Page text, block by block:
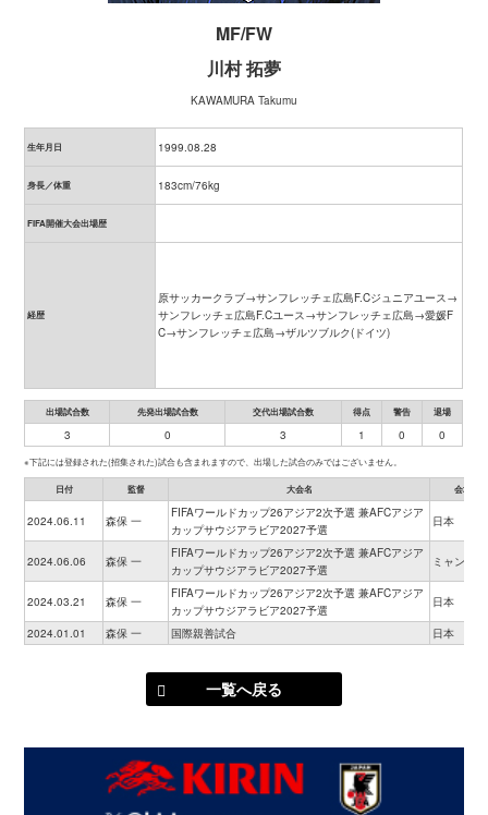
MF/FW
川村 拓夢
KAWAMURA Takumu
生年月日 1999.08.28
身長／体重 183cm/76kg
FIFA開催大会出場歴
経歴
原サッカークラブ→サンフレッチェ広島F.Cジュニアユース→
サンフレッチェ広島F.Cユース→サンフレッチェ広島→愛媛F
C→サンフレッチェ広島→ザルツブルク(ドイツ)
出場試合数 先発出場試合数 交代出場試合数 得点 警告 退場
3 0 3 1 0 0
※下記には登録された(招集された)試合も含まれますので、出場した試合のみではございません。
日付 監督 大会名 会場
2024.06.11 森保 一
FIFAワールドカップ26アジア2次予選 兼AFCアジア
カップサウジアラビア2027予選
日本
2024.06.06 森保 一
FIFAワールドカップ26アジア2次予選 兼AFCアジア
カップサウジアラビア2027予選
ミャンマー
2024.03.21 森保 一
FIFAワールドカップ26アジア2次予選 兼AFCアジア
カップサウジアラビア2027予選
日本
2024.01.01 森保 一 国際親善試合 日本
一覧へ戻る